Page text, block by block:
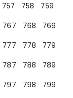
757 758
759
767 768
769
777 778
779
787 788
789
797 798
799